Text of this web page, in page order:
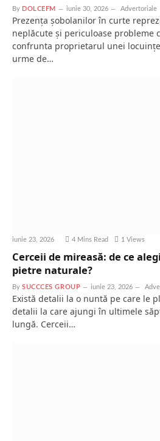
By DOLCEFM iunie 30, 2026 Advertoriale
Prezența șobolanilor în curte
neplăcute și periculoase probleme
confrunta proprietarul unei
urme de…
iunie 23, 2026 4 Mins Read 1 Views
Cerceii de mireasă: de ce
pietre naturale?
By SUCCCES GROUP iunie 23, 2026
Există detalii la o nuntă pe care le
detalii la care ajungi în ultimele
lungă. Cerceii…